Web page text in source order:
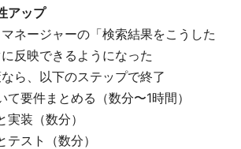
アップ
ネージャーの「検索結果をこうした
反映できるようになった
ら、以下のステップで終了
て要件まとめる（数分〜1時間）
実装（数分）
テスト（数分）